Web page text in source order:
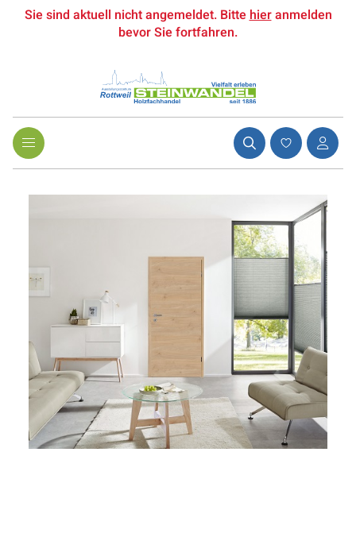
Sie sind aktuell nicht angemeldet. Bittehieranmelden
bevor Sie fortfahren.